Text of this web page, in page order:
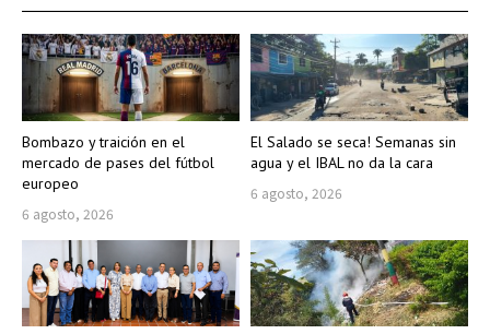
Bombazo y traición en el
mercado de pases del fútbol
europeo
6 agosto, 2026
El Salado se seca! Semanas sin
agua y el IBAL no da la cara
6 agosto, 2026